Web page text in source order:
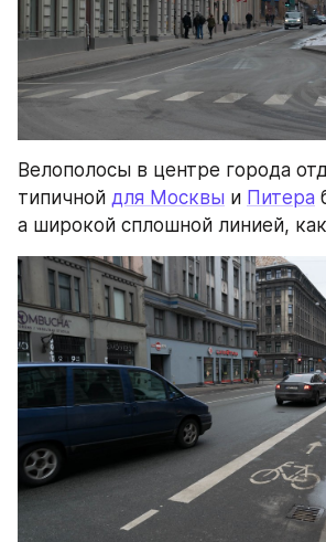
Велополосы в центре города
типичной для Москвы и Питера
а широкой сплошной линией,